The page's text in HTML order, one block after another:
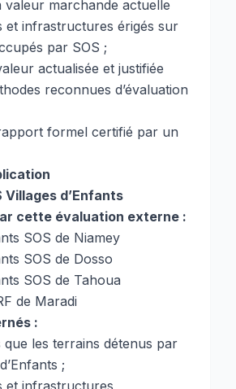
valeur marchande actuelle
et infrastructures érigés sur
par SOS ;
actualisée et justifiée
reconnues d’évaluation
formel certifié par un
Villages d’Enfants
cette évaluation externe :
SOS de Niamey
SOS de Dosso
SOS de Tahoua
de Maradi
:
que les terrains détenus par
;
et infrastructures